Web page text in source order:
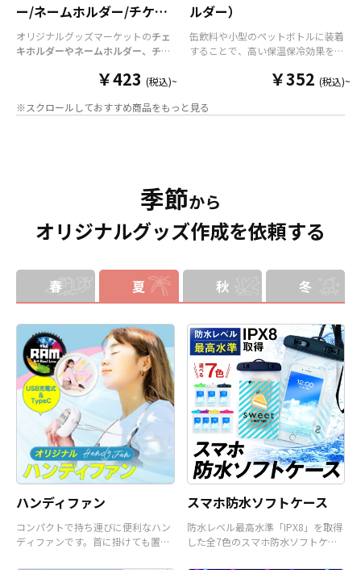
ー/ネームホルダー/チケッ
トホルダー
オリジナルグッズマーケットのチェ
キホルダーやネームホルダー、チケ
ダーパーツを組み合わせた今まであ
です。透明度が高く美しいアクリル
分はダイカットでデザインにあわせ
た自由な形状で制作することができ
ます。また長さ調整と安全機能が付
いたネックストラップが標準で付属
加したり、ストラップをキーホルダ
ーに変更することも可能です。 アニ
メ、エンタメ、スポーツ、官公庁、
ど様々な業界に人気です。 短納期・
小ロットでの対応も可能ですのでご
不明点がありましたら、個人のお客
様から企業・業者のかた問わずお気
軽にご相談ください。
￥423 (税込)~
ルダー）
缶飲料や小型のペットボトルに装着
することで、高い保温保冷効果を発
ダー）をOEM製作できます。使わな
携帯性に優れています。オールシー
の自社工場にて印刷いたしますの
で、短納期・小ロットでの対応が可
能です。グッズ制作の専門スタッフ
がしっかりサポートいたしますの
にご相談ください。
￥352 (税込)~
※スクロールしておすすめ商品をもっと見る
季節から
オリジナルグッズ作成を依頼する
春 夏 秋 冬
ハンディファン
コンパクトで持ち運びに便利なハン
ディファンです。首に掛けても置い
スマホ防水ソフトケース
防水レベル最高水準「IPX8」を取得
した全7色のスマホ防水ソフトケー